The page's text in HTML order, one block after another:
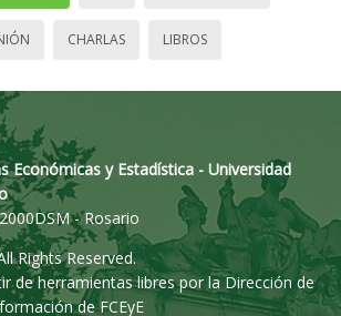
CHARLAS LIBROS
Económicas y Estadística - Universidad
- Rosario
Rights Reserved.
de herramientas libres por la Dirección de
de FCEyE